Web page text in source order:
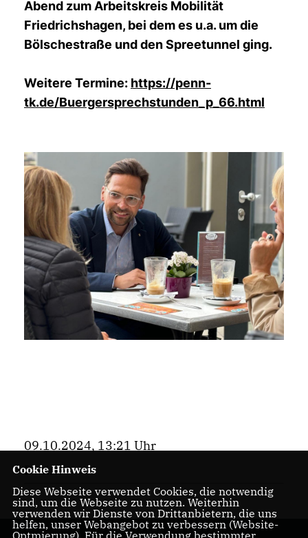
Abend zum Arbeitskreis Mobilität
Friedrichshagen, bei dem es u.a. um die
Bölschestraße und den Spreetunnel ging.
Weitere Termine: https://penn-
tk.de/Buergersprechstunden_p_66.html
09.10.2024, 13:21 Uhr
Bezirk
Cookie Hinweis
Diese Webseite verwendet Cookies, die notwendig
sind, um die Webseite zu nutzen. Weiterhin
verwenden wir Dienste von Drittanbietern, die uns
helfen, unser Webangebot zu verbessern (Website-
Optmierung). Für die Verwendung bestimmter